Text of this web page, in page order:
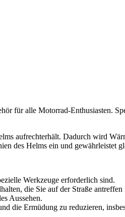
für alle Motorrad-Enthusiasten.
aufrechterhält. Dadurch wird
des Helms ein und gewährleistet
Werkzeuge erforderlich sind.
die Sie auf der Straße antreffen
Aussehen.
die Ermüdung zu reduzieren,